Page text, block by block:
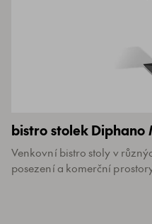
bistro stolek Diphano
Venkovní bistro stoly v
posezení a komerční